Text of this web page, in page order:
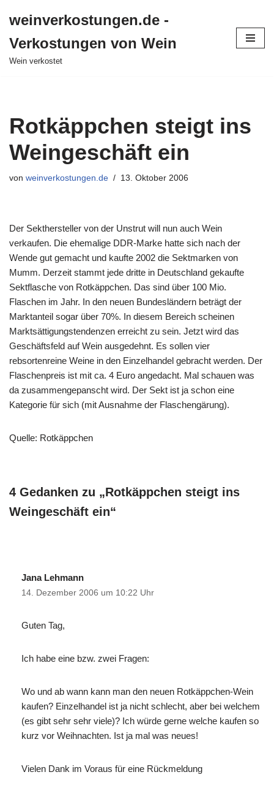
Inhalt
springen
weinverkostungen.de -
Verkostungen von Wein
Wein verkostet
Rotkäppchen steigt ins
Weingeschäft ein
von weinverkostungen.de 13. Oktober 2006
Der Sekthersteller von der Unstrut will nun auch Wein
verkaufen. Die ehemalige DDR-Marke hatte sich nach der
Wende gut gemacht und kaufte 2002 die Sektmarken von
Mumm. Derzeit stammt jede dritte in Deutschland gekaufte
Sektflasche von Rotkäppchen. Das sind über 100 Mio.
Flaschen im Jahr. In den neuen Bundesländern beträgt der
Marktanteil sogar über 70%. In diesem Bereich scheinen
Marktsättigungstendenzen erreicht zu sein. Jetzt wird das
Geschäftsfeld auf Wein ausgedehnt. Es sollen vier
rebsortenreine Weine in den Einzelhandel gebracht werden. Der
Flaschenpreis ist mit ca. 4 Euro angedacht. Mal schauen was
da zusammengepanscht wird. Der Sekt ist ja schon eine
Kategorie für sich (mit Ausnahme der Flaschengärung).
Quelle: Rotkäppchen
4 Gedanken zu „Rotkäppchen steigt ins
Weingeschäft ein“
Jana Lehmann
14. Dezember 2006 um 10:22 Uhr
Guten Tag,
Ich habe eine bzw. zwei Fragen:
Wo und ab wann kann man den neuen Rotkäppchen-Wein
kaufen? Einzelhandel ist ja nicht schlecht, aber bei welchem
(es gibt sehr sehr viele)? Ich würde gerne welche kaufen so
kurz vor Weihnachten. Ist ja mal was neues!
Vielen Dank im Voraus für eine Rückmeldung